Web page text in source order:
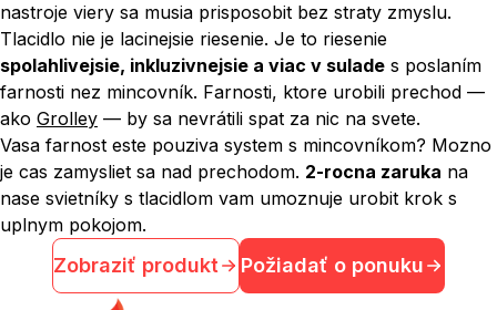
nastroje viery sa musia prisposobit bez straty zmyslu.
Tlacidlo nie je lacinejsie riesenie. Je to riesenie
spolahlivejsie, inkluzivnejsie a viac v sulade s poslaním
farnosti nez mincovník. Farnosti, ktore urobili prechod —
ako Grolley — by sa nevrátili spat za nic na svete.
Vasa farnost este pouziva system s mincovníkom? Mozno
je cas zamysliet sa nad prechodom. 2-rocna zaruka na
nase svietníky s tlacidlom vam umoznuje urobit krok s
uplnym pokojom.
Zobraziť produkt Požiadať o ponuku